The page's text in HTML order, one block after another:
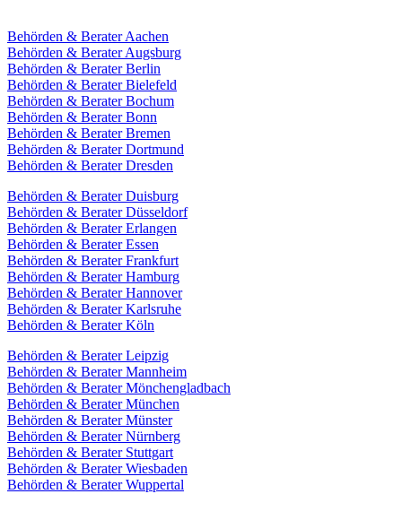
Behörden & Berater Aachen
Behörden & Berater Augsburg
Behörden & Berater Berlin
Behörden & Berater Bielefeld
Behörden & Berater Bochum
Behörden & Berater Bonn
Behörden & Berater Bremen
Behörden & Berater Dortmund
Behörden & Berater Dresden
Behörden & Berater Duisburg
Behörden & Berater Düsseldorf
Behörden & Berater Erlangen
Behörden & Berater Essen
Behörden & Berater Frankfurt
Behörden & Berater Hamburg
Behörden & Berater Hannover
Behörden & Berater Karlsruhe
Behörden & Berater Köln
Behörden & Berater Leipzig
Behörden & Berater Mannheim
Behörden & Berater Mönchengladbach
Behörden & Berater München
Behörden & Berater Münster
Behörden & Berater Nürnberg
Behörden & Berater Stuttgart
Behörden & Berater Wiesbaden
Behörden & Berater Wuppertal